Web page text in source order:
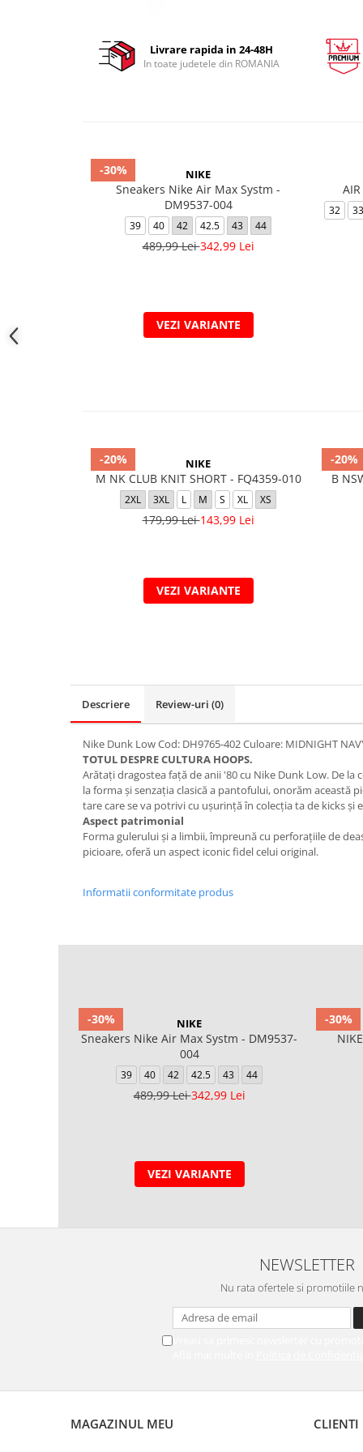
Livrare rapida in 24-48H
In toate judetele din ROMANIA
-30% NIKE
Sneakers Nike Air Max Systm -
DM9537-004
39 40 42 42.5 43 44
489,99 Lei342,99 Lei
VEZI VARIANTE
32 33
-20% NIKE
M NK CLUB KNIT SHORT - FQ4359-010
2XL 3XL L M S XL XS
179,99 Lei143,99 Lei
VEZI VARIANTE
-20%
B
Descriere Review-uri (0)
Nike Dunk Low Cod: DH9765-402 Culoare: MIDNIGHT
TOTUL DESPRE CULTURA HOOPS.
Arătați dragostea față de anii '80 cu Nike Dunk Low. De
la forma și senzația clasică a pantofului, onorăm această
tare care se va potrivi cu ușurință în colecția ta de kicks și
Aspect patrimonial
Forma gulerului și a limbii, împreună cu perforațiile de
picioare, oferă un aspect iconic fidel celui original.
Informatii conformitate produs
-30% NIKE
Sneakers Nike Air Max Systm - DM9537-
004
39 40 42 42.5 43 44
489,99 Lei342,99 Lei
VEZI VARIANTE
-30%
NEWSLETTER
Nu rata ofertele si promotiile
Vreau sa primesc newsletter cu
MAGAZINUL MEU CLIENTI